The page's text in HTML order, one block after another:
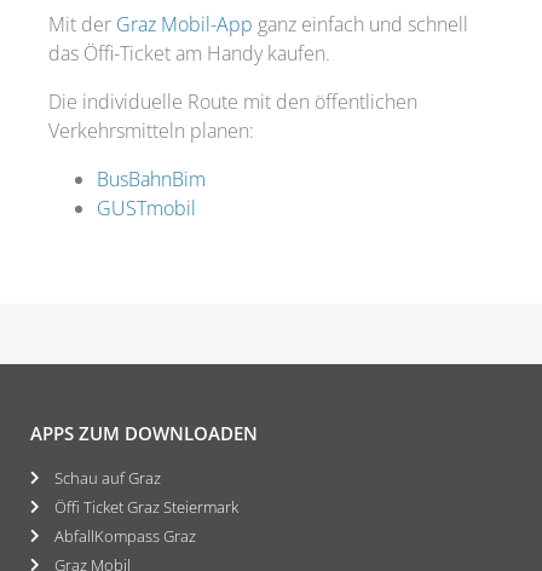
Mit der Graz Mobil-App ganz einfach und schnell
das Öffi-Ticket am Handy kaufen.
Die individuelle Route mit den öffentlichen
Verkehrsmitteln planen:
BusBahnBim
GUSTmobil
APPS ZUM DOWNLOADEN
Schau auf Graz
Öffi Ticket Graz Steiermark
AbfallKompass Graz
Graz Mobil